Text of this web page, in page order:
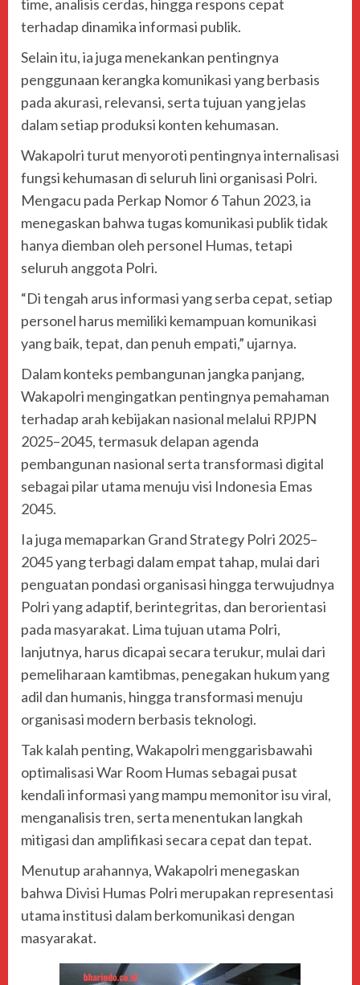
time, analisis cerdas, hingga respons cepat
terhadap dinamika informasi publik.
Selain itu, ia juga menekankan pentingnya
penggunaan kerangka komunikasi yang berbasis
pada akurasi, relevansi, serta tujuan yang jelas
dalam setiap produksi konten kehumasan.
Wakapolri turut menyoroti pentingnya internalisasi
fungsi kehumasan di seluruh lini organisasi Polri.
Mengacu pada Perkap Nomor 6 Tahun 2023, ia
menegaskan bahwa tugas komunikasi publik tidak
hanya diemban oleh personel Humas, tetapi
seluruh anggota Polri.
“Di tengah arus informasi yang serba cepat, setiap
personel harus memiliki kemampuan komunikasi
yang baik, tepat, dan penuh empati,” ujarnya.
Dalam konteks pembangunan jangka panjang,
Wakapolri mengingatkan pentingnya pemahaman
terhadap arah kebijakan nasional melalui RPJPN
2025–2045, termasuk delapan agenda
pembangunan nasional serta transformasi digital
sebagai pilar utama menuju visi Indonesia Emas
2045.
Ia juga memaparkan Grand Strategy Polri 2025–
2045 yang terbagi dalam empat tahap, mulai dari
penguatan pondasi organisasi hingga terwujudnya
Polri yang adaptif, berintegritas, dan berorientasi
pada masyarakat. Lima tujuan utama Polri,
lanjutnya, harus dicapai secara terukur, mulai dari
pemeliharaan kamtibmas, penegakan hukum yang
adil dan humanis, hingga transformasi menuju
organisasi modern berbasis teknologi.
Tak kalah penting, Wakapolri menggarisbawahi
optimalisasi War Room Humas sebagai pusat
kendali informasi yang mampu memonitor isu viral,
menganalisis tren, serta menentukan langkah
mitigasi dan amplifikasi secara cepat dan tepat.
Menutup arahannya, Wakapolri menegaskan
bahwa Divisi Humas Polri merupakan representasi
utama institusi dalam berkomunikasi dengan
masyarakat.